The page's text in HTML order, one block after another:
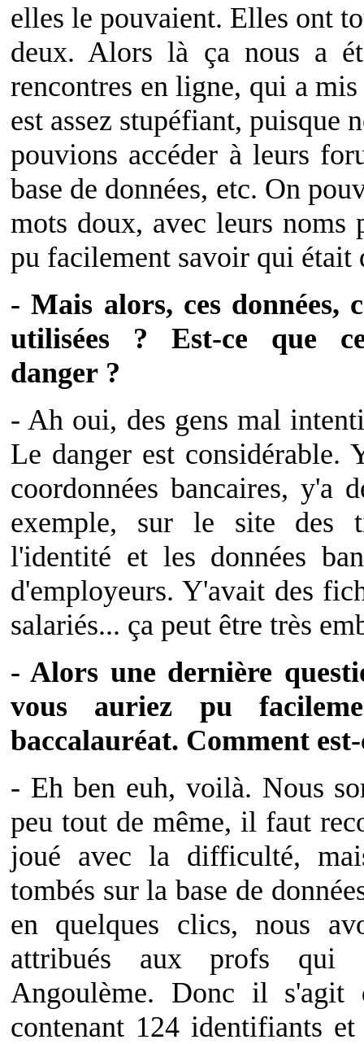
elles le pouvaient. Elles ont
deux. Alors là ça nous a
rencontres en ligne, qui a
est assez stupéfiant, puisque
pouvions accéder à leurs
base de données, etc. On
mots doux, avec leurs noms
pu facilement savoir qui était
- Mais alors, ces données,
utilisées ? Est-ce que
danger ?
- Ah oui, des gens mal
Le danger est considérable.
coordonnées bancaires, y'a
exemple, sur le site des
l'identité et les données
d'employeurs. Y'avait des
salariés... ça peut être très
- Alors une dernière
vous auriez pu
baccalauréat. Comment
- Eh ben euh, voilà. Nous
peu tout de même, il faut
joué avec la difficulté,
tombés sur la base de
en quelques clics, nous
attribués aux profs qui
Angoulème. Donc il s'agit
contenant 124 identifiants